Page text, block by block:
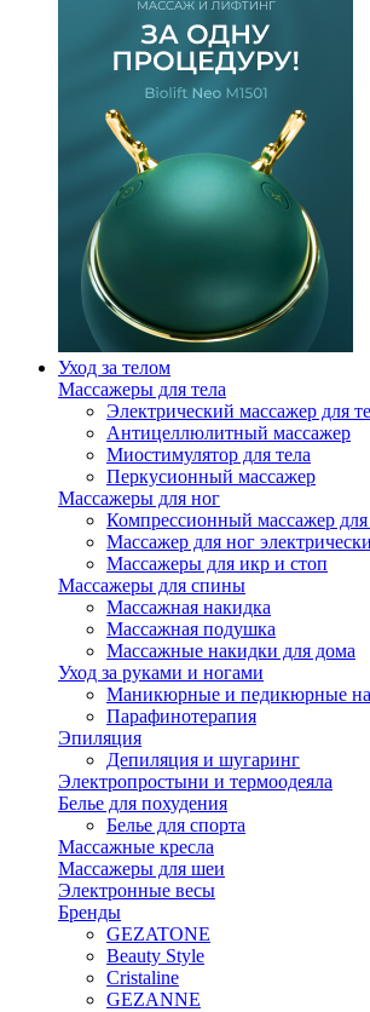
Уход за телом
Массажеры для тела
Электрический массажер для
Антицеллюлитный массажер
Миостимулятор для тела
Перкусионный массажер
Массажеры для ног
Компрессионный массажер
Массажер для ног
Массажеры для икр и стоп
Массажеры для спины
Массажная накидка
Массажная подушка
Массажные накидки для дома
Уход за руками и ногами
Маникюрные и педикюрные
Парафинотерапия
Эпиляция
Депиляция и шугаринг
Электропростыни и термоодеяла
Белье для похудения
Белье для спорта
Массажные кресла
Массажеры для шеи
Электронные весы
Бренды
GEZATONE
Beauty Style
Cristaline
GEZANNE